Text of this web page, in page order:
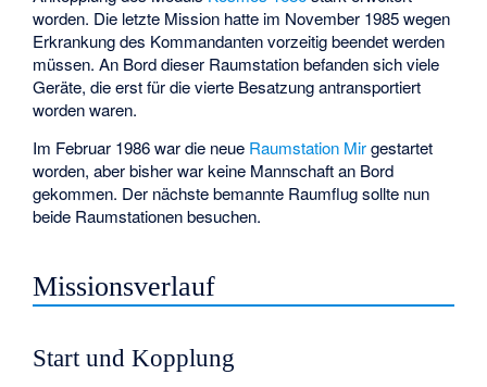
worden. Die letzte Mission hatte im November 1985 wegen
Erkrankung des Kommandanten vorzeitig beendet werden
müssen. An Bord dieser Raumstation befanden sich viele
Geräte, die erst für die vierte Besatzung antransportiert
worden waren.
Im Februar 1986 war die neue Raumstation Mirgestartet
worden, aber bisher war keine Mannschaft an Bord
gekommen. Der nächste bemannte Raumflug sollte nun
beide Raumstationen besuchen.
Missionsverlauf
Start und Kopplung